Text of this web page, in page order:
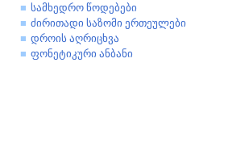
სამხედრო წოდებები
ძირითადი საზომი ერთეულები
დროის აღრიცხვა
ფონეტიკური ანბანი